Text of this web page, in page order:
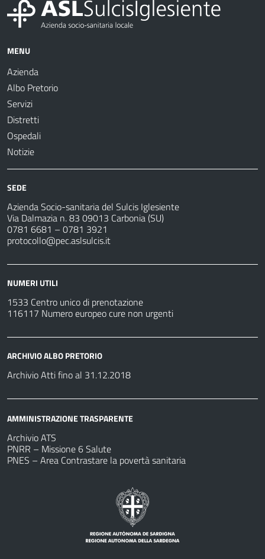
MENU
Azienda
Albo Pretorio
Servizi
Distretti
Ospedali
Notizie
SEDE
Azienda Socio-sanitaria del Sulcis Iglesiente
Via Dalmazia n. 83 09013 Carbonia (SU)
0781 6681 – 0781 3921
protocollo@pec.aslsulcis.it
NUMERI UTILI
1533 Centro unico di prenotazione
116117 Numero europeo cure non urgenti
ARCHIVIO ALBO PRETORIO
Archivio Atti fino al 31.12.2018
AMMINISTRAZIONE TRASPARENTE
Archivio ATS
PNRR – Missione 6 Salute
PNES – Area Contrastare la povertà sanitaria